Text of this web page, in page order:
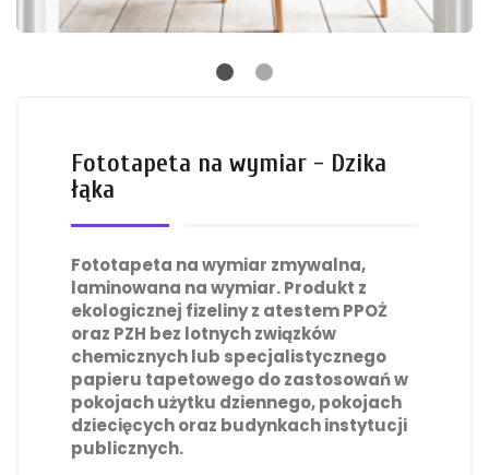
Fototapeta na wymiar - Dzika
łąka
Fototapeta na wymiar zmywalna,
laminowana na wymiar. Produkt z
ekologicznej fizeliny z atestem PPOŻ
oraz PZH bez lotnych związków
chemicznych lub specjalistycznego
papieru tapetowego do zastosowań w
pokojach użytku dziennego, pokojach
dziecięcych oraz budynkach instytucji
publicznych.